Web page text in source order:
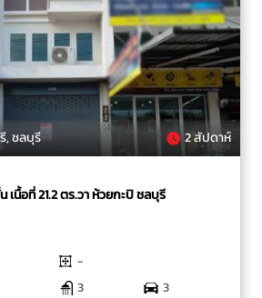
, ชลบุรี 2 สัปดาห์
นื้อที่ 21.2 ตร.วา ห้วยกะปิ ชลบุรี
-
3
3